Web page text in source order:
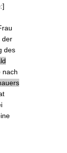
]
, der
des
nach